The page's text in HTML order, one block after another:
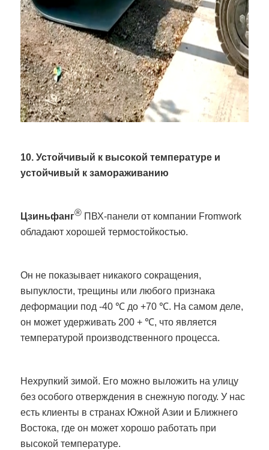
10. Устойчивый к высокой температуре и
устойчивый к замораживанию
Цзиньфанг® ПВХ-панели от компании Fromwork
обладают хорошей термостойкостью.
Он не показывает никакого сокращения,
выпуклости, трещины или любого признака
деформации под -40 ℃ до +70 ℃. На самом деле,
он может удерживать 200 + ℃, что является
температурой производственного процесса.
Нехрупкий зимой. Его можно выложить на улицу
без особого отверждения в снежную погоду. У нас
есть клиенты в странах Южной Азии и Ближнего
Востока, где он может хорошо работать при
высокой температуре.